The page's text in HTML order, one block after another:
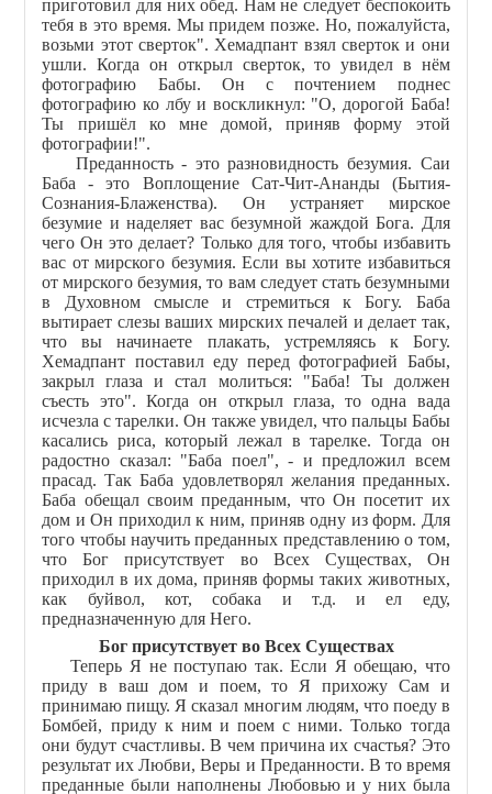
приготовил для них обед. Нам не следует беспокоить
тебя в это время. Мы придем позже. Но, пожалуйста,
возьми этот сверток". Хемадпант взял сверток и они
ушли. Когда он открыл сверток, то увидел в нём
фотографию Бабы. Он с почтением поднес
фотографию ко лбу и воскликнул: "О, дорогой Баба!
Ты пришёл ко мне домой, приняв форму этой
фотографии!".
Преданность - это разновидность безумия. Саи
Баба - это Воплощение Сат-Чит-Ананды (Бытия-
Сознания-Блаженства). Он устраняет мирское
безумие и наделяет вас безумной жаждой Бога. Для
чего Он это делает? Только для того, чтобы избавить
вас от мирского безумия. Если вы хотите избавиться
от мирского безумия, то вам следует стать безумными
в Духовном смысле и стремиться к Богу. Баба
вытирает слезы ваших мирских печалей и делает так,
что вы начинаете плакать, устремляясь к Богу.
Хемадпант поставил еду перед фотографией Бабы,
закрыл глаза и стал молиться: "Баба! Ты должен
съесть это". Когда он открыл глаза, то одна вада
исчезла с тарелки. Он также увидел, что пальцы Бабы
касались риса, который лежал в тарелке. Тогда он
радостно сказал: "Баба поел", - и предложил всем
прасад. Так Баба удовлетворял желания преданных.
Баба обещал своим преданным, что Он посетит их
дом и Он приходил к ним, приняв одну из форм. Для
того чтобы научить преданных представлению о том,
что Бог присутствует во Всех Существах, Он
приходил в их дома, приняв формы таких животных,
как буйвол, кот, собака и т.д. и ел еду,
предназначенную для Него.
Бог присутствует во Всех Существах
Теперь Я не поступаю так. Если Я обещаю, что
приду в ваш дом и поем, то Я прихожу Сам и
принимаю пищу. Я сказал многим людям, что поеду в
Бомбей, приду к ним и поем с ними. Только тогда
они будут счастливы. В чем причина их счастья? Это
результат их Любви, Веры и Преданности. В то время
преданные были наполнены Любовью и у них была